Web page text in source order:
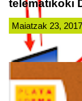
telematikoki
Maiatzak 23, 2017